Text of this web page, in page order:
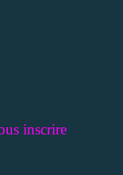
inscrire